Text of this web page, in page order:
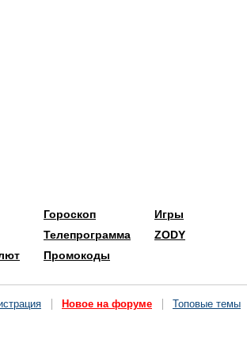
Гороскоп
Телепрограмма
Промокоды
Игры
ZODY
Новое на форуме Топовые темы